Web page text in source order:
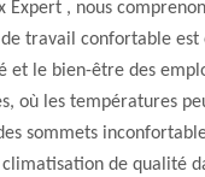
Expert , nous
travail confortable est
et le bien-être des
où les températures
sommets
de qualité